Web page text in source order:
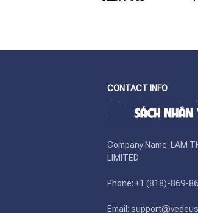
CONTACT INFO
Company Name: LAM
LIMITED
Phone: +1 (818)-869-
Email: